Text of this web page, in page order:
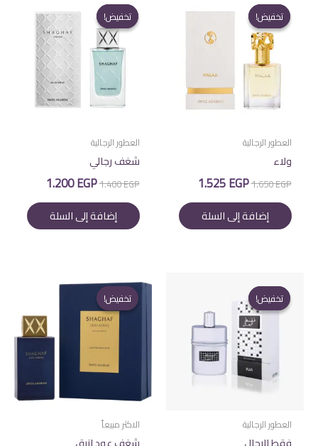
تخفيض!
تخفيض!
العطور الرجالية
ولاء
1.650EGP السعر
الأصلي
هو:
1.650 EGP.
1.525EGP
هو:
1.525 EGP. إضافة إلى السلة
تخفيض!
تخفيض!
العطور الرجالية
شغف رجالي
1.400EGP السعر
الأصلي
هو:
1.400 EGP.
1.200EGP
هو:
1.200 EGP. إضافة إلى السلة
تخفيض!
تخفيض!
العطور الرجالية
تخفيض!
تخفيض!
الاكثر مبيعاً